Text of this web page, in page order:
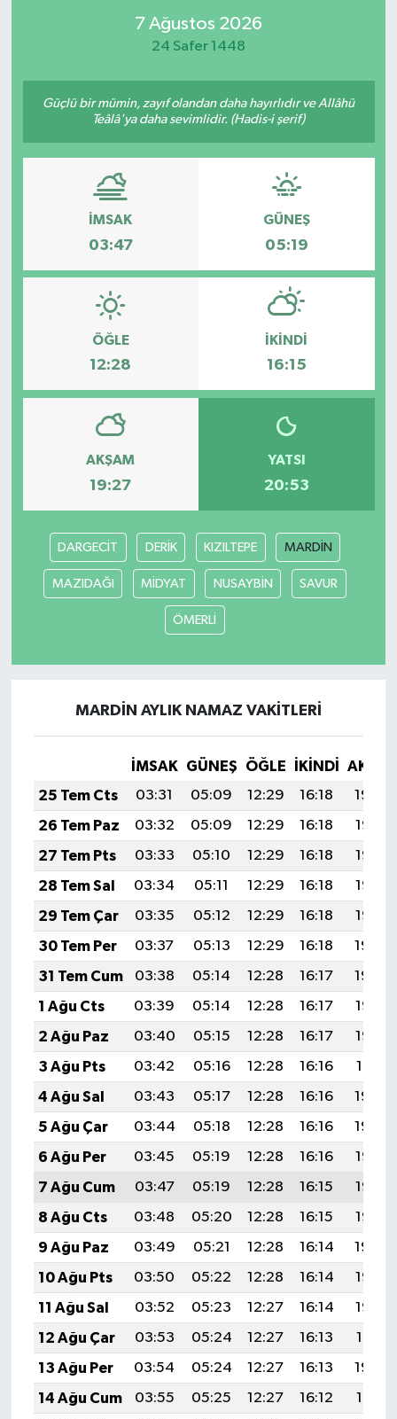
7 Ağustos 2026
24 Safer 1448
Güçlü bir mümin, zayıf olandan daha hayırlıdır ve Allâhü
Teâlâ'ya daha sevimlidir. (Hadis-i şerif)
İMSAK
03:47
GÜNEŞ
05:19
ÖĞLE
12:28
İKINDI
16:15
AKŞAM
19:27
YATSI
20:53
DARGECİT DERİK KIZILTEPE MARDİN
MAZIDAĞI MİDYAT NUSAYBİN SAVUR
ÖMERLİ
MARDİN AYLIK NAMAZ VAKITLERI
İMSAK GÜNEŞ ÖĞLE İKINDI
25 Tem Cts
03:31 05:09 12:29 16:18
19:39
26 Tem Paz
03:32 05:09 12:29 16:18
19:38
27 Tem Pts
03:33 05:10 12:29 16:18
19:37
28 Tem Sal
03:34 05:11 12:29 16:18
19:36
29 Tem Çar
03:35 05:12 12:29 16:18
19:35
30 Tem Per
03:37 05:13 12:29 16:18
19:34
31 Tem Cum
03:38 05:14 12:28 16:17
19:34
1 Ağu Cts
03:39 05:14 12:28 16:17
19:33
2 Ağu Paz
03:40 05:15 12:28 16:17
19:32
3 Ağu Pts
03:42 05:16 12:28 16:16
19:31
4 Ağu Sal
03:43 05:17 12:28 16:16
19:30
5 Ağu Çar
03:44 05:18 12:28 16:16
19:29
6 Ağu Per
03:45 05:19 12:28 16:16
19:28
7 Ağu Cum
03:47 05:19 12:28 16:15
19:27
8 Ağu Cts
03:48 05:20 12:28 16:15
19:25
9 Ağu Paz
03:49 05:21 12:28 16:14
19:24
10 Ağu Pts
03:50 05:22 12:28 16:14
19:23
11 Ağu Sal
03:52 05:23 12:27 16:14
19:22
12 Ağu Çar
03:53 05:24 12:27 16:13
19:21
13 Ağu Per
03:54 05:24 12:27 16:13
19:20
14 Ağu Cum
03:55 05:25 12:27 16:12
19:18